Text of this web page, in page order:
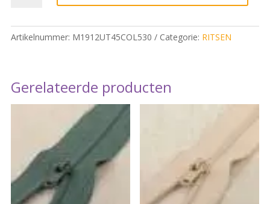
Artikelnummer: M1912UT45COL530 Categorie: RITSEN
Gerelateerde producten